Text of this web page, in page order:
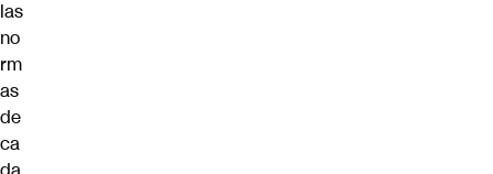
las
no
rm
as
de
ca